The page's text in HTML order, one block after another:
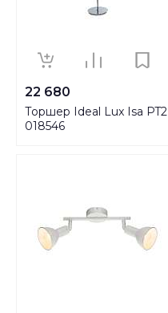
22 680
Торшер Ideal Lux Isa PT2
018546